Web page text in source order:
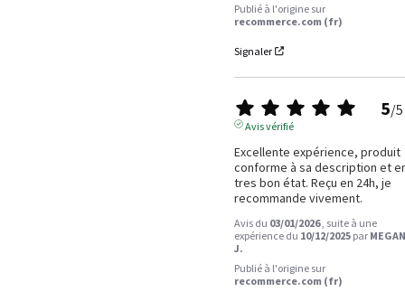
Publié à l'origine sur
recommerce.com (fr)
Signaler
5/5
Avis vérifié
Excellente expérience, produit
conforme à sa description et
tres bon état. Reçu en 24h, je
recommande vivement.
Avis du 03/01/2026 , suite à une
expérience du 10/12/2025 par
J.
Publié à l'origine sur
recommerce.com (fr)